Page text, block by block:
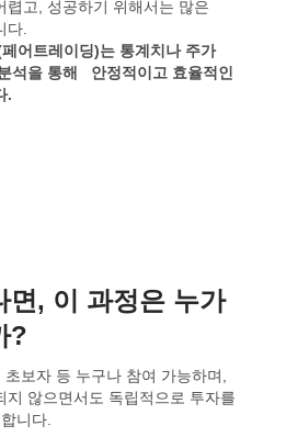
렵고, 성공하기 위해서는 많은
다.
어트레이딩)는 통계치나 주가
석을 통해 안정적이고 효율적인
.
면, 이 과정은 누가
?
보자 등 누구나 참여 가능하며,
지 않으면서도 독립적으로 투자를
니다.